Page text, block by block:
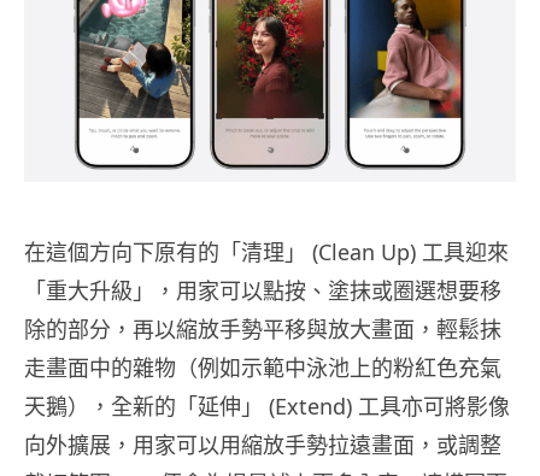
在這個方向下原有的「清理」 (Clean Up) 工具迎來
「重大升級」，用家可以點按、塗抹或圈選想要移
除的部分，再以縮放手勢平移與放大畫面，輕鬆抹
走畫面中的雜物（例如示範中泳池上的粉紅色充氣
天鵝），全新的「延伸」 (Extend) 工具亦可將影像
向外擴展，用家可以用縮放手勢拉遠畫面，或調整